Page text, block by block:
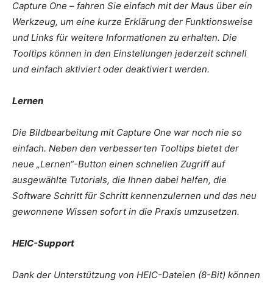
Capture One – fahren Sie einfach mit der Maus über ein
Werkzeug, um eine kurze Erklärung der Funktionsweise
und Links für weitere Informationen zu erhalten. Die
Tooltips können in den Einstellungen jederzeit schnell
und einfach aktiviert oder deaktiviert werden.
Lernen
Die Bildbearbeitung mit Capture One war noch nie so
einfach. Neben den verbesserten Tooltips bietet der
neue „Lernen“-Button einen schnellen Zugriff auf
ausgewählte Tutorials, die Ihnen dabei helfen, die
Software Schritt für Schritt kennenzulernen und das neu
gewonnene Wissen sofort in die Praxis umzusetzen.
HEIC-Support
Dank der Unterstützung von HEIC-Dateien (8-Bit) können